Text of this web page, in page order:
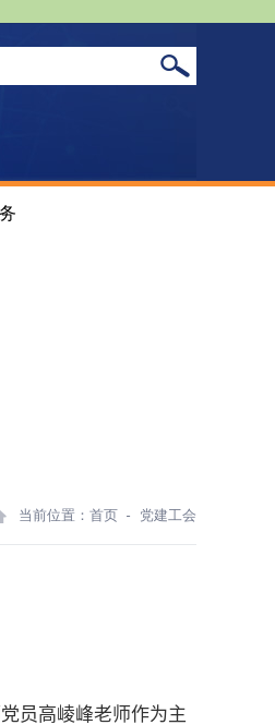
当前位置： 首页 党建工会
员高崚峰老师作为主